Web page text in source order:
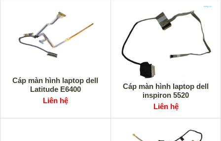
Cáp màn hình laptop dell
Latitude E6400
Liên hệ
Cáp màn hình laptop dell
inspiron 5520
Liên hệ